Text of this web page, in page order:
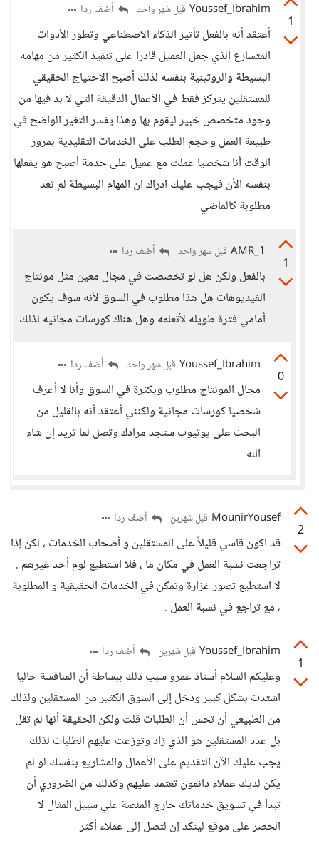
1
Youssef_Ibrahim قبل شهر واحد أضف ردا
أعتقد أنه بالفعل تأثير الذكاء الاصطناعي وتطور الأدوات
المتسارع الذي جعل العميل قادرا على تنفيذ الكثير من مهامه
البسيطة والروتينية بنفسه لذلك أصبح الاحتياج الحقيقي
للمستقلين يتركز فقط في الأعمال الدقيقة التي لا بد فيها من
وجود متخصص خبير ليقوم بها وهذا يفسر التغير الواضح في
طبيعة العمل وحجم الطلب على الخدمات التقليدية بمرور
الوقت أنا شخصيا عملت مع عميل على حدمة أصبح هو يفعلها
بنفسه الأن فيجب عليك ادراك ان المهام البسيطة لم تعد
مطلوبة كالماضي
1
AMR_1 قبل شهر واحد أضف ردا
بالفعل ولكن هل لو تخصصت في مجال معين مثل مونتاج
الفيديوهات هل هذا مطلوب في السوق لأنه سوف يكون
أمامي فترة طويله لأتعلمه وهل هناك كورسات مجانيه لذلك
0
Youssef_Ibrahim قبل شهر واحد أضف ردا
مجال المونتاج مطلوب وبكثرة في السوق وأنا لا أعرف
شخصيا كورسات مجانية ولكنني أعتقد أنه بالقليل من
البحث على يوتيوب ستجد مرادك وتصل لما تريد إن شاء
الله
2
MounirYousef قبل شهرين أضف ردا
قد اكون قاسي قليلاً على المستقلين و أصحاب الخدمات ، لكن إذا
تراجعت نسبة العمل في مكان ما ، فلا استطيع لوم أحد غيرهم .
لا استطيع تصور غزارة وتمكن في الخدمات الحقيقية و المطلوبة
، مع تراجع في نسبة العمل .
1
Youssef_Ibrahim قبل شهرين أضف ردا
وعليكم السلام أستاذ عمرو سبب ذلك ببساطة أن المنافسة حاليا
اشتدت بشكل كبير ودخل إلى السوق الكثير من المستقلين ولذلك
من الطبيعي أن تحس أن الطلبات قلت ولكن الحقيقة أنها لم تقل
بل عدد المستقلين هو الذي زاد وتوزعت عليهم الطلبات لذلك
يجب عليك الآن التقديم على الأعمال والمشاريع بنفسك لو لم
يكن لديك عملاء دائمون تعتمد عليهم وكذلك من الضروري أن
تبدأ في تسويق خدماتك خارج المنصة علي سبيل المثال لا
الحصر على موقع لينكد إن لتصل إلى عملاء أكثر